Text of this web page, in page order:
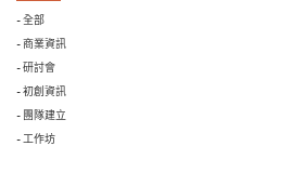
- 全部
- 商業資訊
- 研討會
- 初創資訊
- 團隊建立
- 工作坊